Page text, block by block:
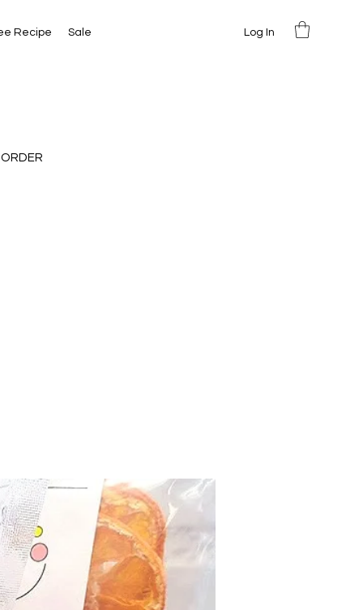
Recipe Sale Log In